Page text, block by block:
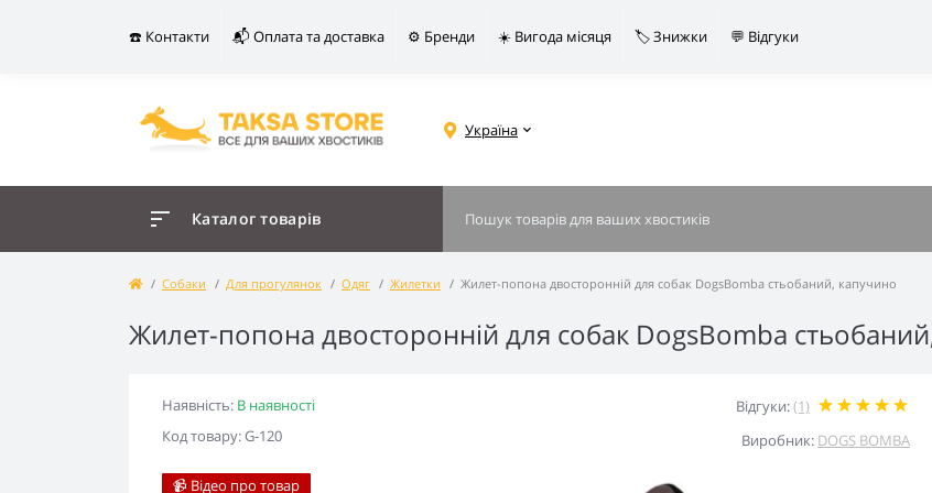
☎️ Контакти 📬 Оплата та доставка ⚙️ Бренди ☀️ Вигода місяця 🏷️ Знижки 💬 Відгуки
Україна
Каталог товарів
Собаки Для прогулянок Одяг Жилетки Жилет-попона двосторонній для собак DogsBomba стьобаний, капучино
Жилет-попона двосторонній для собак DogsBomba
Наявність: В наявності
Код товару: G-120
Відгуки:(1)
Виробник: DOGS BOMBA
📹 Відео про товар